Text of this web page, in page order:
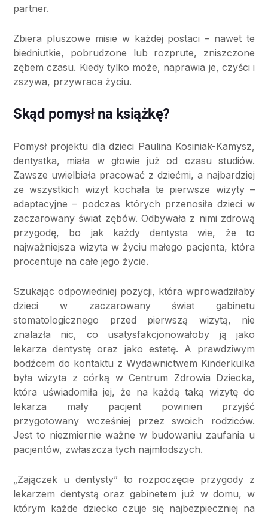
partner.
Zbiera pluszowe misie w każdej postaci – nawet te
biedniutkie, pobrudzone lub rozprute, zniszczone
zębem czasu. Kiedy tylko może, naprawia je, czyści i
zszywa, przywraca życiu.
Skąd pomysł na książkę?
Pomysł projektu dla dzieci Paulina Kosiniak-Kamysz,
dentystka, miała w głowie już od czasu studiów.
Zawsze uwielbiała pracować z dziećmi, a najbardziej
ze wszystkich wizyt kochała te pierwsze wizyty –
adaptacyjne – podczas których przenosiła dzieci w
zaczarowany świat zębów. Odbywała z nimi zdrową
przygodę, bo jak każdy dentysta wie, że to
najważniejsza wizyta w życiu małego pacjenta, która
procentuje na całe jego życie.
Szukając odpowiedniej pozycji, która wprowadziłaby
dzieci w zaczarowany świat gabinetu
stomatologicznego przed pierwszą wizytą, nie
znalazła nic, co usatysfakcjonowałoby ją jako
lekarza dentystę oraz jako estetę. A prawdziwym
bodźcem do kontaktu z Wydawnictwem Kinderkulka
była wizyta z córką w Centrum Zdrowia Dziecka,
która uświadomiła jej, że na każdą taką wizytę do
lekarza mały pacjent powinien przyjść
przygotowany wcześniej przez swoich rodziców.
Jest to niezmiernie ważne w budowaniu zaufania u
pacjentów, zwłaszcza tych najmłodszych.
„Zajączek u dentysty” to rozpoczęcie przygody z
lekarzem dentystą oraz gabinetem już w domu, w
którym każde dziecko czuje się najbezpieczniej na